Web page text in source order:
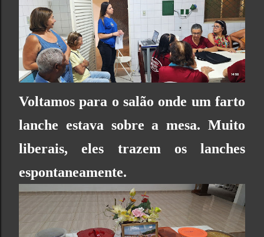
Voltamos para o salão onde um farto
lanche estava sobre a mesa. Muito
liberais, eles trazem os lanches
espontaneamente.